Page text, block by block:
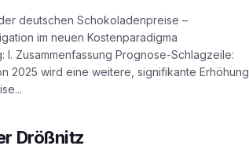
deutschen Schokoladenpreise –
im neuen Kostenparadigma
I. Zusammenfassung Prognose-Schlagzeile:
2025 wird eine weitere, signifikante Erhöhung
Drößnitz